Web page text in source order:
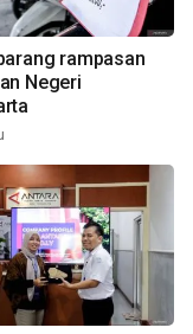
rampasan
Negeri